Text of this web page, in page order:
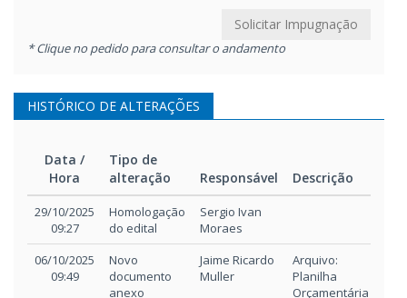
Solicitar Impugnação
* Clique no pedido para consultar o andamento
HISTÓRICO DE ALTERAÇÕES
Data /
Hora
Tipo de
alteração
Responsável
Descrição
Data /
Hora
Tipo de
alteração
Responsável
29/10/2025
09:27
Homologação
do edital
Sergio Ivan
Moraes
06/10/2025
09:49
Novo
documento
anexo
Jaime Ricardo
Muller
Arquivo:
Planilha
Orçamentária